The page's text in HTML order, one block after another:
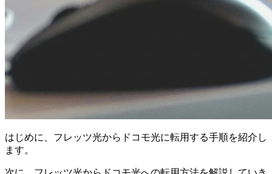
はじめに、フレッツ光からドコモ光に転用する手順を紹介し
ます。